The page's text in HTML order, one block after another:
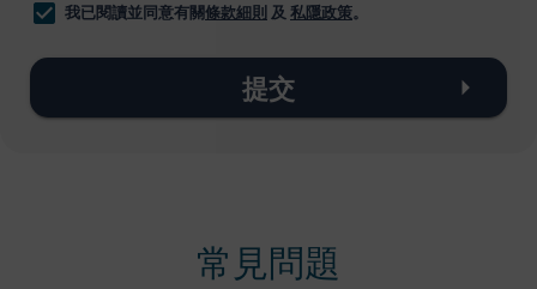
我已閱讀並同意有關條款細則 及 私隱政策。
提交
常見問題